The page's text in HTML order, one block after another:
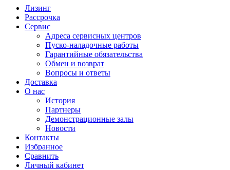
Лизинг
Рассрочка
Сервис
Адреса сервисных центров
Пуско-наладочные работы
Гарантийные обязательства
Обмен и возврат
Вопросы и ответы
Доставка
О нас
История
Партнеры
Демонстрационные залы
Новости
Контакты
Избранное
Сравнить
Личный кабинет